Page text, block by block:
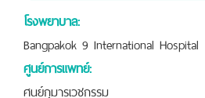
โรงพยาบาล:
Bangpakok 9 International Hospital
ศูนย์การแพทย์:
ศูนย์กุมารเวชกรรม